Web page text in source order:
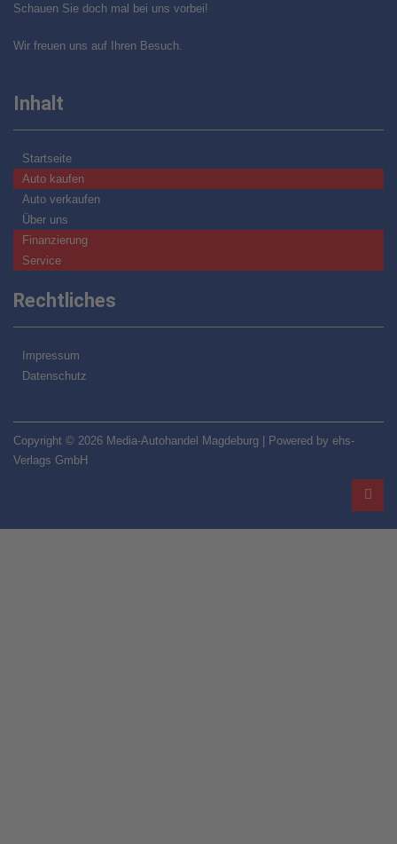
Schauen Sie doch mal bei uns vorbei!
Wir freuen uns auf Ihren Besuch.
Inhalt
Startseite
Auto kaufen
Auto verkaufen
Über uns
Finanzierung
Service
Rechtliches
Impressum
Datenschutz
Copyright © 2026 Media-Autohandel Magdeburg | Powered by ehs-
Verlags GmbH